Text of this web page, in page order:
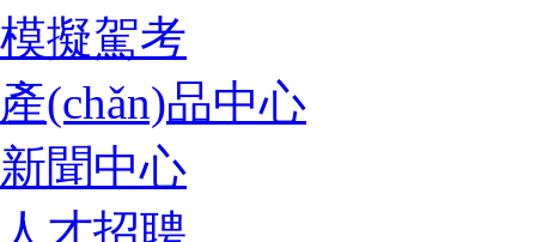
模擬駕考
產(chǎn)品中心
新聞中心